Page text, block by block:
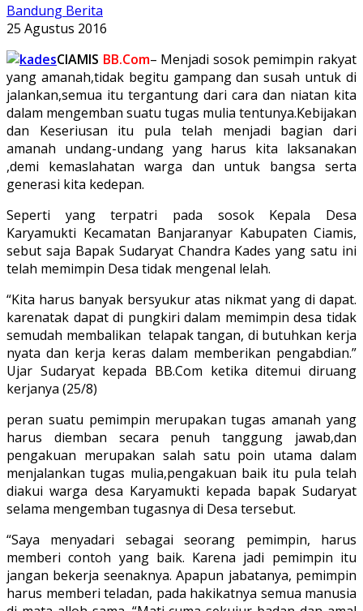
Bandung Berita
25 Agustus 2016
CIAMIS BB.Com– Menjadi sosok pemimpin rakyat
yang amanah,tidak begitu gampang dan susah untuk di
jalankan,semua itu tergantung dari cara dan niatan kita
dalam mengemban suatu tugas mulia tentunya.Kebijakan
dan Keseriusan itu pula telah menjadi bagian dari
amanah undang-undang yang harus kita laksanakan
,demi kemaslahatan warga dan untuk bangsa serta
generasi kita kedepan.
Seperti yang terpatri pada sosok Kepala Desa
Karyamukti Kecamatan Banjaranyar Kabupaten Ciamis,
sebut saja Bapak Sudaryat Chandra Kades yang satu ini
telah memimpin Desa tidak mengenal lelah.
“Kita harus banyak bersyukur atas nikmat yang di dapat.
karenatak dapat di pungkiri dalam memimpin desa tidak
semudah membalikan telapak tangan, di butuhkan kerja
nyata dan kerja keras dalam memberikan pengabdian.”
Ujar Sudaryat kepada BB.Com ketika ditemui diruang
kerjanya (25/8)
peran suatu pemimpin merupakan tugas amanah yang
harus diemban secara penuh tanggung jawab,dan
pengakuan merupakan salah satu poin utama dalam
menjalankan tugas mulia,pengakuan baik itu pula telah
diakui warga desa Karyamukti kepada bapak Sudaryat
selama mengemban tugasnya di Desa tersebut.
“Saya menyadari sebagai seorang pemimpin, harus
memberi contoh yang baik. Karena jadi pemimpin itu
jangan bekerja seenaknya. Apapun jabatanya, pemimpin
harus memberi teladan, pada hakikatnya semua manusia